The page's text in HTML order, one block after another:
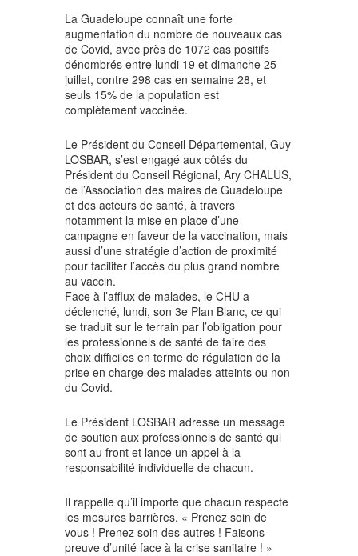
La Guadeloupe connaît une forte
augmentation du nombre de nouveaux cas
de Covid, avec près de 1072 cas positifs
dénombrés entre lundi 19 et dimanche 25
juillet, contre 298 cas en semaine 28, et
seuls 15% de la population est
complètement vaccinée.
Le Président du Conseil Départemental, Guy
LOSBAR, s’est engagé aux côtés du
Président du Conseil Régional, Ary CHALUS,
de l’Association des maires de Guadeloupe
et des acteurs de santé, à travers
notamment la mise en place d’une
campagne en faveur de la vaccination, mais
aussi d’une stratégie d’action de proximité
pour faciliter l’accès du plus grand nombre
au vaccin.
Face à l’afflux de malades, le CHU a
déclenché, lundi, son 3e Plan Blanc, ce qui
se traduit sur le terrain par l’obligation pour
les professionnels de santé de faire des
choix difficiles en terme de régulation de la
prise en charge des malades atteints ou non
du Covid.
Le Président LOSBAR adresse un message
de soutien aux professionnels de santé qui
sont au front et lance un appel à la
responsabilité individuelle de chacun.
Il rappelle qu’il importe que chacun respecte
les mesures barrières. « Prenez soin de
vous ! Prenez soin des autres ! Faisons
preuve d’unité face à la crise sanitaire ! »